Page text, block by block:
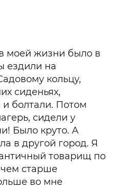
моей жизни было в
ездили на
кольцу,
сиденьях,
болтали. Потом
сидели у
Было круто. А
в другой город. Я
товарищ по
старше
во мне